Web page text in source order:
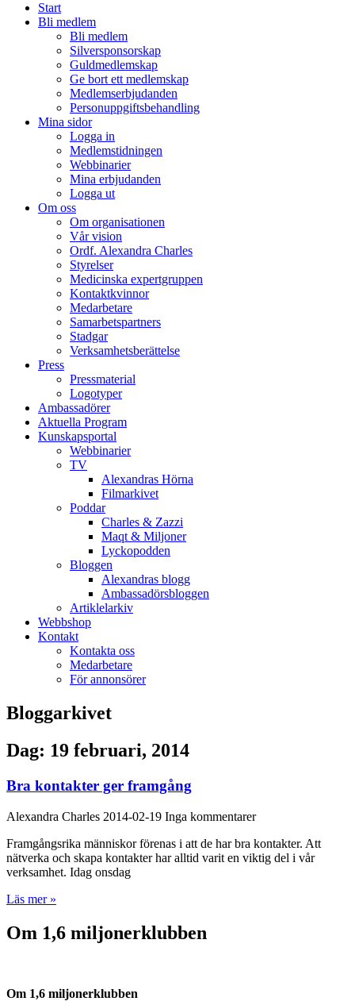
Start
Bli medlem
Bli medlem
Silversponsorskap
Guldmedlemskap
Ge bort ett medlemskap
Medlemserbjudanden
Personuppgiftsbehandling
Mina sidor
Logga in
Medlemstidningen
Webbinarier
Mina erbjudanden
Logga ut
Om oss
Om organisationen
Vår vision
Ordf. Alexandra Charles
Styrelser
Medicinska expertgruppen
Kontaktkvinnor
Medarbetare
Samarbetspartners
Stadgar
Verksamhetsberättelse
Press
Pressmaterial
Logotyper
Ambassadörer
Aktuella Program
Kunskapsportal
Webbinarier
TV
Alexandras Hörna
Filmarkivet
Poddar
Charles & Zazzi
Maqt & Miljoner
Lyckopodden
Bloggen
Alexandras blogg
Ambassadörsbloggen
Artiklelarkiv
Webbshop
Kontakt
Kontakta oss
Medarbetare
För annonsörer
Bloggarkivet
Dag: 19 februari, 2014
Bra kontakter ger framgång
Alexandra Charles 2014-02-19 Inga kommentarer
Framgångsrika människor förenas i att de har bra kontakter. Att
nätverka och skapa kontakter har alltid varit en viktig del i vår
verksamhet. Idag onsdag
Läs mer »
Om 1,6 miljonerklubben
Om 1,6 miljonerklubben